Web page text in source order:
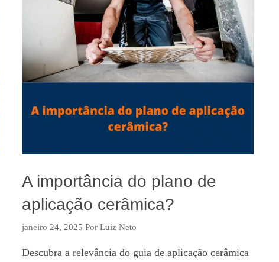
A importância do plano de
aplicação cerâmica?
janeiro 24, 2025 Por Luiz Neto
Descubra a relevância do guia de aplicação cerâmica